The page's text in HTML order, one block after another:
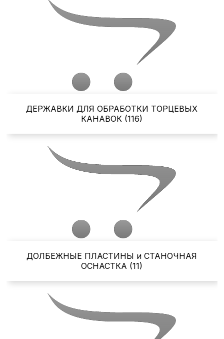
ДЕРЖАВКИ ДЛЯ ОБРАБОТКИ ТОРЦЕВЫХ
КАНАВОК (116)
ДОЛБЕЖНЫЕ ПЛАСТИНЫ и СТАНОЧНАЯ
ОСНАСТКА (11)